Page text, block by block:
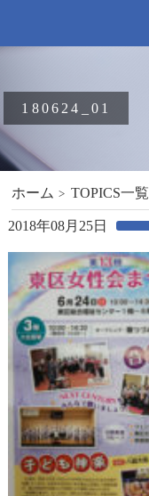
180624_01
ホーム TOPICS一覧
2018年08月25日